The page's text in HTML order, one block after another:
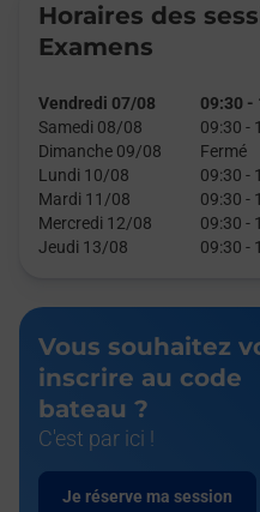
Horaires des
Examens
Vendredi 07/08 09:30 -
Samedi 08/08
09:30 -
Dimanche 09/08
Fermé
Lundi 10/08
09:30 -
Mardi 11/08
09:30 -
Mercredi 12/08
09:30 -
Jeudi 13/08
09:30 -
Vous souhaitez
inscrire au code
bateau ?
C'est par ici !
Je réserve ma session